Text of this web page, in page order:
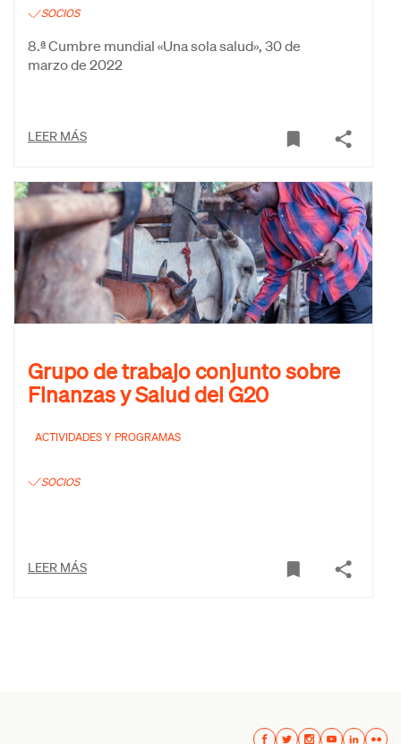
SOCIOS
8.ª Cumbre mundial «Una sola salud», 30 de
marzo de 2022
LEER MÁS
Grupo de trabajo conjunto sobre
Finanzas y Salud del G20
ACTIVIDADES Y PROGRAMAS
SOCIOS
LEER MÁS